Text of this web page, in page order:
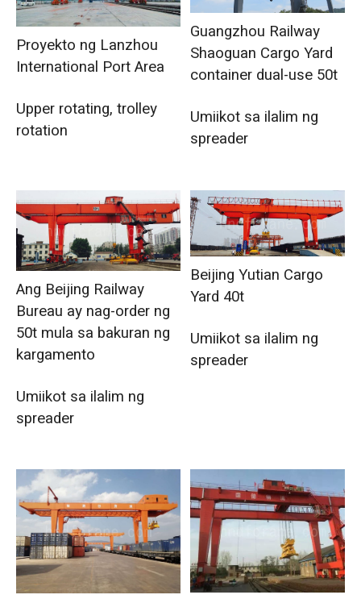
Proyekto ng Lanzhou
International Port Area
Upper rotating, trolley
rotation
Guangzhou Railway
Shaoguan Cargo Yard
container dual-use 50t
Umiikot sa ilalim ng
spreader
Ang Beijing Railway
Bureau ay nag-order ng
50t mula sa bakuran ng
kargamento
Umiikot sa ilalim ng
spreader
Beijing Yutian Cargo
Yard 40t
Umiikot sa ilalim ng
spreader